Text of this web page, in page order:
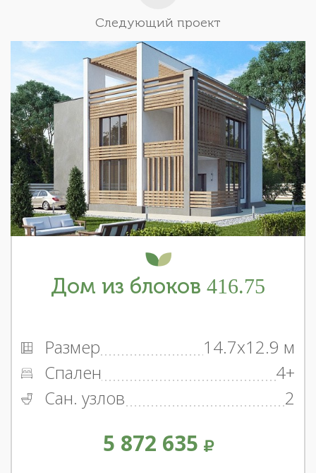
Следующий проект
Дом из блоков 416.75
Размер
14.7x12.9 м
Спален
4+
Сан. узлов
2
5 872 635